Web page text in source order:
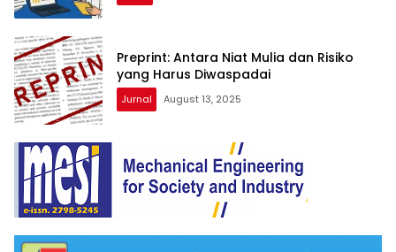
Preprint: Antara Niat Mulia dan Risiko
yang Harus Diwaspadai
Jurnal August 13, 2025